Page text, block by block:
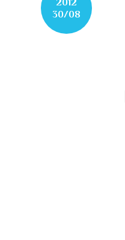
2012
30/08